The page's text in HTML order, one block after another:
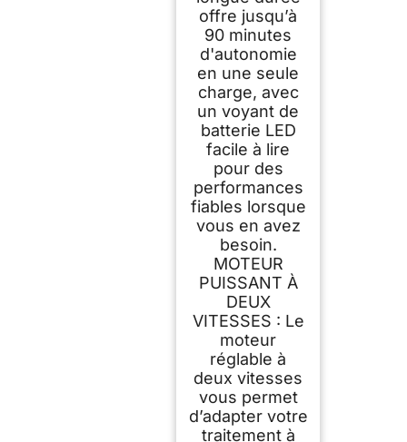
offre jusqu’à
90 minutes
d'autonomie
en une seule
charge, avec
un voyant de
batterie LED
facile à lire
pour des
performances
fiables lorsque
vous en avez
besoin.
MOTEUR
PUISSANT À
DEUX
VITESSES : Le
moteur
réglable à
deux vitesses
vous permet
d’adapter votre
traitement à